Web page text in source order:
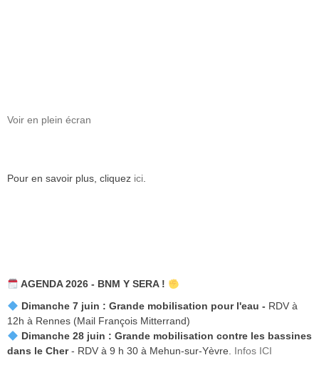
Voir en plein écran
Pour en savoir plus, cliquez ici.
AGENDA 2026 - BNM Y SERA !
Dimanche 7 juin : Grande mobilisation pour l'eau - RDV à
12h à Rennes (Mail François Mitterrand)
Dimanche 28 juin : Grande mobilisation contre les bassines
dans le Cher- RDV à 9 h 30 à Mehun-sur-Yèvre. Infos ICI